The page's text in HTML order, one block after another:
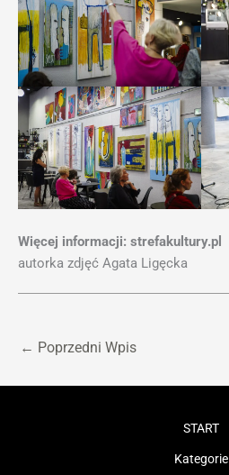
Więcej informacji: strefakultury.pl
autorka zdjęć Agata Ligęcka
← Poprzedni Wpis
START
Kategorie